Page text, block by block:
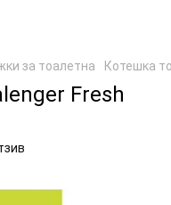
за тоалетна Котешка
Fresh